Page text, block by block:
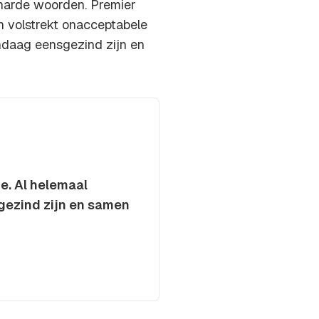
woorden. Premier
volstrekt onacceptabele
eensgezind zijn en
Al helemaal
zijn en samen